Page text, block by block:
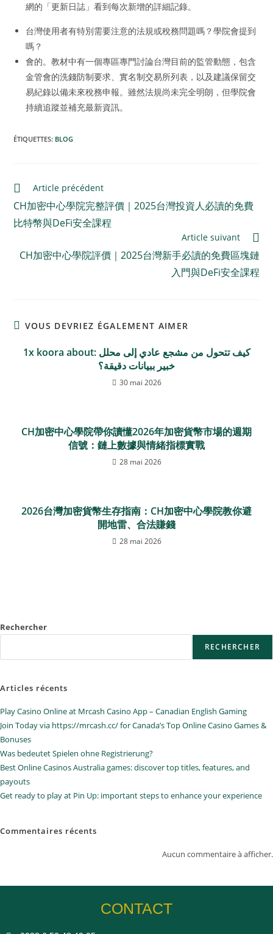
網的「更新日誌」看到每次新增的詳細記錄。
台灣使用者有特別需要注意的法規或稅務問題嗎？學院會提到
嗎？
會的。教材中有一個專區專門討論台灣目前的監管動態，包含
金管會的洗錢防制要求、實名制交易所列表，以及建議保留交
易紀錄以備未來稅務申報。雖然法規尚未完全明朗，但學院會
持續追蹤並補充最新資訊。
ÉTIQUETTES: BLOG
Article précédent
CH加密中心學院完整評價｜2025台灣投資人必讀的免費
比特幣與DeFi安全課程
Article suivant
CH加密中心學院評價｜2025台灣新手必讀的免費區塊鏈
入門與DeFi安全課程
VOUS DEVRIEZ ÉGALEMENT AIMER
1x koora about: كيف تتحول من مشجع عادي إلى محلل
خبير ببيانات دقيقة؟
30 mai 2026
CH加密中心學院帶你讀懂2026年加密貨幣市場的週期
信號：鏈上數據與情緒指標實戰
28 mai 2026
2026台灣加密貨幣生存指南：CH加密中心學院教你避
開地雷、合法賺錢
28 mai 2026
Rechercher
RECHERCHER
Articles récents
Play Casino Online at Mrcash Casino App – Canadian English Gaming
Join Today via https://mrcash.cc/ for Canada’s Top Online Casino Games &
Bonuses
Was bedeutet Spielen ohne Registrierung?
Best Online Casinos Australia games: discover top titles, features, and
payouts
Get ready to play at Pin Up: important steps to enhance your experience
Commentaires récents
Aucun commentaire à afficher.
CONTACT